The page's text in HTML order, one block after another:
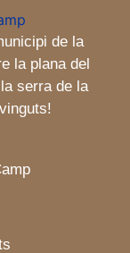
de la
la plana del
serra de la